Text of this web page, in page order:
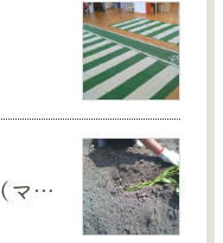
（マスカット組）